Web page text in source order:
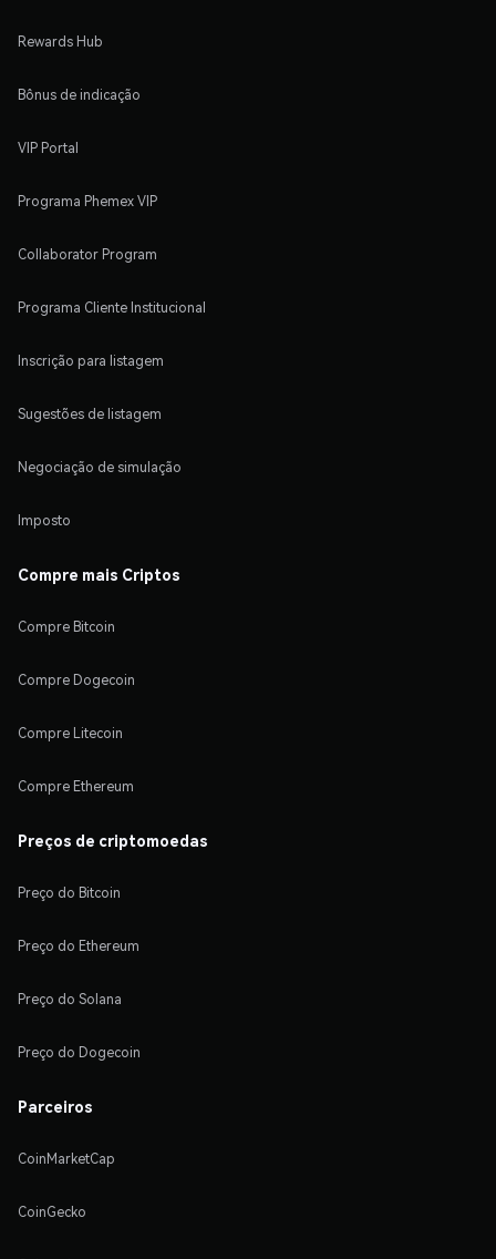
Rewards Hub
Bônus de indicação
VIP Portal
Programa Phemex VIP
Collaborator Program
Programa Cliente Institucional
Inscrição para listagem
Sugestões de listagem
Negociação de simulação
Imposto
Compre mais Criptos
Compre Bitcoin
Compre Dogecoin
Compre Litecoin
Compre Ethereum
Preços de criptomoedas
Preço do Bitcoin
Preço do Ethereum
Preço do Solana
Preço do Dogecoin
Parceiros
CoinMarketCap
CoinGecko